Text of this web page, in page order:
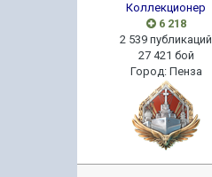
Коллекционер
6 218
2 539 публикаций
27 421 бой
Город: Пенза